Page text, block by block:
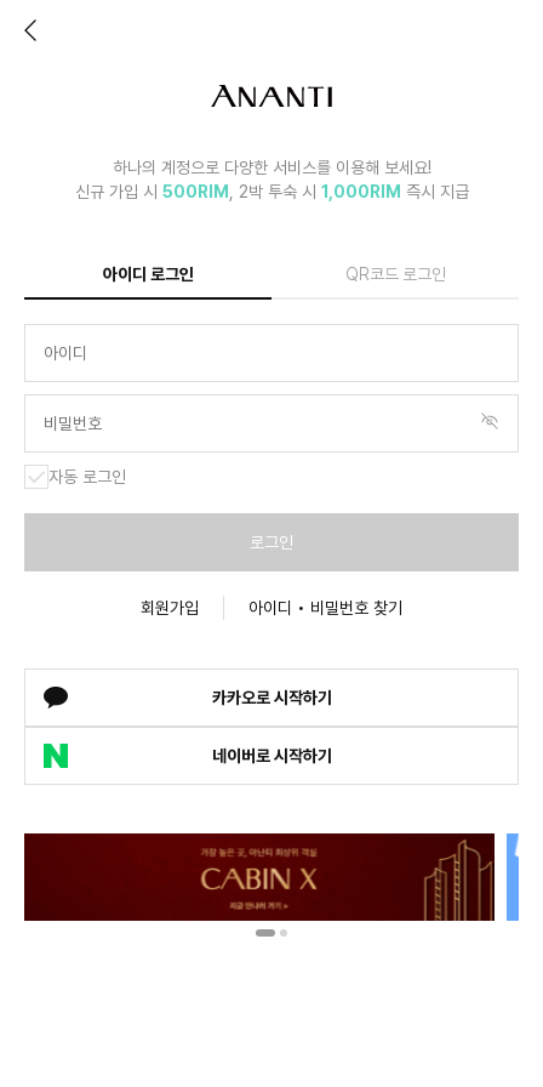
하나의 계정으로 다양한 서비스를 이용해 보세요!
신규 가입 시 500RIM , 2박 투숙 시 1,000RIM 즉시 지급
아이디 로그인 QR코드 로그인
자동 로그인
로그인
회원가입 아이디 • 비밀번호 찾기
카카오로 시작하기
네이버로 시작하기